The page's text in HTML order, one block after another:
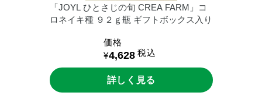
「JOYL ひとさじの旬 CREA FARM」コ
ロネイキ種 ９２ｇ瓶 ギフトボックス入り
価格
¥4,628 税込
詳しく見る